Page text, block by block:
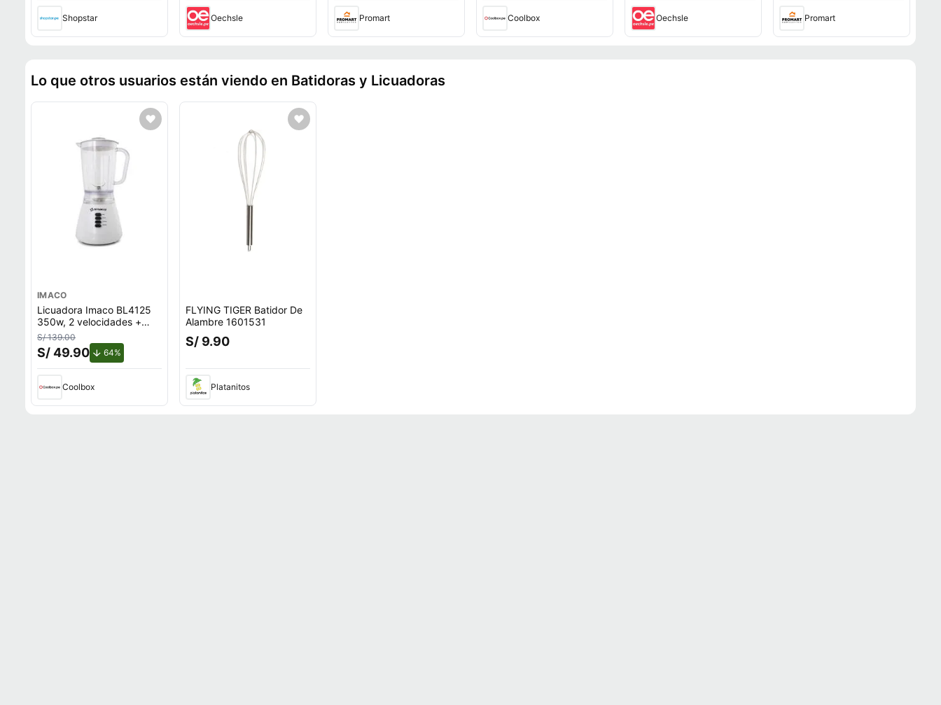
Shopstar Oechsle Promart Coolbox Oechsle Promart
Lo que otros usuarios están viendo en Batidoras y Licuadoras
IMACO
Licuadora Imaco BL4125
350w, 2 velocidades +
pulsador, vaso de vidrio
1.25 litros, color blanco
S/ 139.00
S/ 49.90 64%
Coolbox
FLYING TIGER Batidor De
Alambre 1601531
S/ 9.90
Platanitos